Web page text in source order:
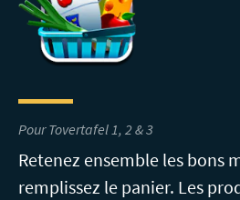
Pour Tovertafel 1, 2 & 3
Retenez ensemble les bons
remplissez le panier. Les